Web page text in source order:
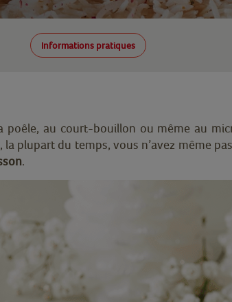
Informations pratiques
poêle, au court-bouillon ou même au
plupart du temps, vous n’avez même
.